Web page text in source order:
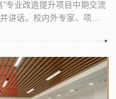
专业改造提升项目中期交流
讲话。校内外专家、项目
课程设置、团队建设、数
革协同等方面提出了意见建
实“新财经战略”、推进“新